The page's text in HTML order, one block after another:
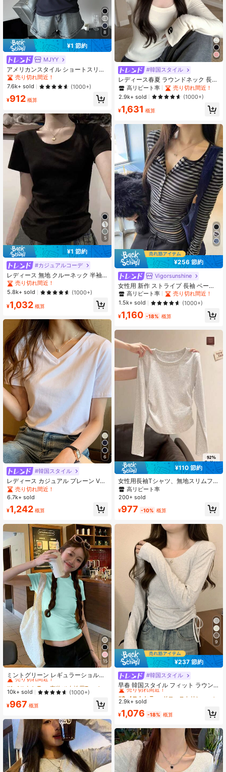
8
¥1 節約
MJYY
アメリカンスタイル ショートスリー
ブ クルーネック フィットTシャツ レ
ディース ホワイト 春夏カジュアル
売り切れ間近！
7.6k+ sold
(1000+)
¥912 概算
5
¥1 節約
#カジュアルコーデ
レディース 無地 クルーネック 半袖
カジュアルTシャツ、夏 ブラック
売り切れ間近！
5.8k+ sold
(1000+)
¥1,032 概算
6
#韓国スタイル
レディース カジュアル プレーン Vネ
ック 半袖 Tシャツ、夏 ホワイト
売り切れ間近！
6.7k+ sold
¥1,242 概算
15
ミントグリーン レギュラーショルダ
ー 半袖Tシャツ レディース、夏、ラ
ウンドネック、スリムフィット、シ
ックなアメリカンスタイル 多用途 セ
クシー トップス カジュアル、クリー
ンガール エステティック
#1 ベストセラー
売り切れ間近！
#1 ベストセラー
売り切れ間近！
#1 ベストセラー
売り切れ間近！
#1 ベストセラー
売り切れ間近！
10k+ sold (1000+)
¥967 概算
#韓国スタイル
レディース春夏 ラウンドネック 長袖
レタープリントTシャツ カジュアル
高リピート率
売り切れ間近！
2.9k+ sold
(1000+)
¥1,631 概算
¥256 節約
Vigorsunshine
女性用 新作 ストライプ 長袖 ベース
レイヤー Tシャツ、フィッティング
ニッチデザイントップス スプリング
高リピート率
売り切れ間近！
1.5k+ sold
(1000+)
¥1,160 -18% 概算
¥110 節約
女性用長袖Tシャツ、無地スリムフィ
ットカジュアルアンダーシャツ、秋
冬春
高リピート率
200+ sold
¥977 -10% 概算
9
¥237 節約
#韓国スタイル
早春 韓国スタイル フィット ラウン
ドネック ドローストリング デザイン
多用途 長袖Tシャツ レディース カジ
#6 ベストセラー
売り切れ間近！
#6 ベストセラー
売り切れ間近！
#6 ベストセラー
売り切れ間近！
#6 ベストセラー
売り切れ間近！
2.9k+ sold
¥1,076 -18% 概算